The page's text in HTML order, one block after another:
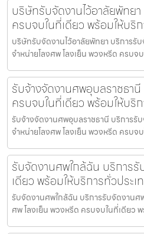
บริษัทรับจัดงานไว้อาลัยพัทย
ครบจบในที่เดียว พร้อมให้บริ
บริษัทรับจัดงานไว้อาลัยพัทยา บริการ
จำหน่ายโลงศพ โลงเย็น พวงหรีด ครบจ
รับจ้างจัดงานศพอุบลราชธา
ครบจบในที่เดียว พร้อมให้บริ
รับจ้างจัดงานศพอุบลราชธานี บริการ
จำหน่ายโลงศพ โลงเย็น พวงหรีด ครบจ
รับจัดงานศพใกล้ฉัน บริการ
เดียว พร้อมให้บริการทั่วประเ
รับจัดงานศพใกล้ฉัน บริการรับจัดงานศ
ศพ โลงเย็น พวงหรีด ครบจบในที่เดียว